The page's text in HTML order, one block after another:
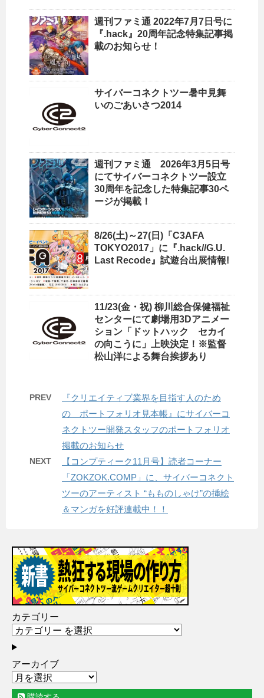
週刊ファミ通 2022年7月7日号に
『.hack』20周年記念特集記事掲
載のお知らせ！
サイバーコネクトツー暑中見舞
いのごあいさつ2014
週刊ファミ通 2026年3月5日号
にてサイバーコネクトツー設立
30周年を記念した特集記事30ペ
ージが掲載！
8/26(土)～27(日)「C3AFA
TOKYO2017」に『.hack//G.U.
Last Recode』試遊台出展情報!
11/23(金・祝) 柳川総合保健福祉
センターにて劇場用3Dアニメー
ション「ドットハック セカイ
の向こうに」上映決定！※監督
松山洋による舞台挨拶あり
PREV
『クリエイティブ業界を目指す人のため
の ポートフォリオ見本帳』にサイバーコ
ネクトツー開発スタッフのポートフォリオ
掲載のお知らせ
NEXT
【コンプティーク11月号】読者コーナー
「ZOKZOK.COMP」に、サイバーコネクト
ツーのアーティスト “もものしゃけ”の挿絵
＆マンガを好評連載中！！
カテゴリー
アーカイブ